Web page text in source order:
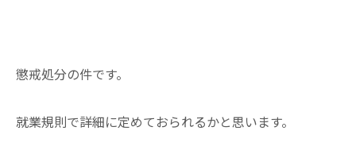
懲戒処分の件です。
就業規則で詳細に定めておられるかと思います。